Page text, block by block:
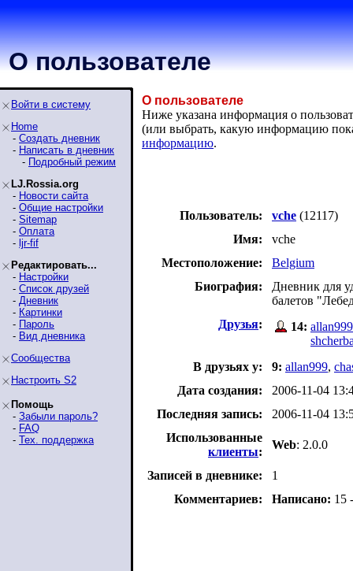
О пользователе
Войти в систему
Home
- Создать дневник
- Написать в дневник
- Подробный режим
LJ.Rossia.org
- Новости сайта
- Общие настройки
- Sitemap
- Оплата
- ljr-fif
Редактировать...
- Настройки
- Список друзей
- Дневник
- Картинки
- Пароль
- Вид дневника
Сообщества
Настроить S2
Помощь
- Забыли пароль?
- FAQ
- Тех. поддержка
О пользователе
Ниже указана информация о
(или выбрать, какую информацию
информацию.
Пользователь: vche (12117)
Имя:
vche
Местоположение:
Belgium
Биография:
Дневник для
балетов
Друзья: 14: allan999
В друзьях у:
9: allan999,
Дата создания:
2006-11-04
Последняя запись:
2006-11-04
Использованные
клиенты:
Web: 2.0.0
Записей в дневнике:
1
Комментариев:
Написано: 15